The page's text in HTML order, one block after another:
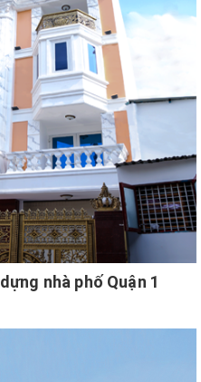
nhà phố Quận 1